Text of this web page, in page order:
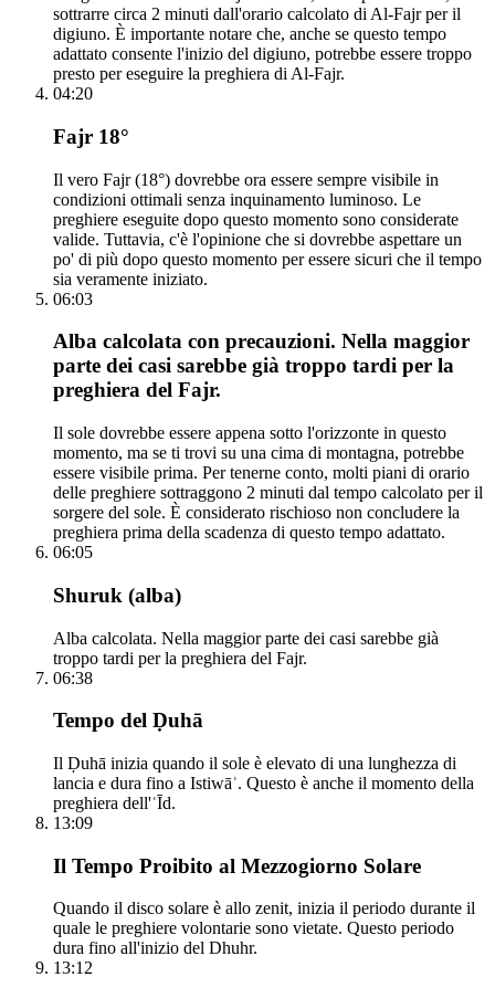
sottrarre circa 2 minuti dall'orario calcolato di Al-Fajr per il
digiuno. È importante notare che, anche se questo tempo
adattato consente l'inizio del digiuno, potrebbe essere troppo
presto per eseguire la preghiera di Al-Fajr.
04:20
Fajr 18°
Il vero Fajr (18°) dovrebbe ora essere sempre visibile in
condizioni ottimali senza inquinamento luminoso. Le
preghiere eseguite dopo questo momento sono considerate
valide. Tuttavia, c'è l'opinione che si dovrebbe aspettare un
po' di più dopo questo momento per essere sicuri che il tempo
sia veramente iniziato.
06:03
Alba calcolata con precauzioni. Nella maggior
parte dei casi sarebbe già troppo tardi per la
preghiera del Fajr.
Il sole dovrebbe essere appena sotto l'orizzonte in questo
momento, ma se ti trovi su una cima di montagna, potrebbe
essere visibile prima. Per tenerne conto, molti piani di orario
delle preghiere sottraggono 2 minuti dal tempo calcolato per il
sorgere del sole. È considerato rischioso non concludere la
preghiera prima della scadenza di questo tempo adattato.
06:05
Shuruk (alba)
Alba calcolata. Nella maggior parte dei casi sarebbe già
troppo tardi per la preghiera del Fajr.
06:38
Tempo del Ḍuhā
Il Ḍuhā inizia quando il sole è elevato di una lunghezza di
lancia e dura fino a Istiwāʾ. Questo è anche il momento della
preghiera dell'ʿĪd.
13:09
Il Tempo Proibito al Mezzogiorno Solare
Quando il disco solare è allo zenit, inizia il periodo durante il
quale le preghiere volontarie sono vietate. Questo periodo
dura fino all'inizio del Dhuhr.
13:12